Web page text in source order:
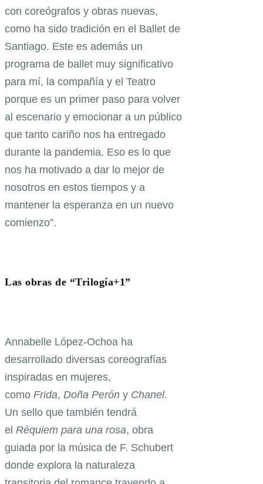
con coreógrafos y obras nuevas,
como ha sido tradición en el Ballet de
Santiago. Este es además un
programa de ballet muy significativo
para mí, la compañía y el Teatro
porque es un primer paso para volver
al escenario y emocionar a un público
que tanto cariño nos ha entregado
durante la pandemia. Eso es lo que
nos ha motivado a dar lo mejor de
nosotros en estos tiempos y a
mantener la esperanza en un nuevo
comienzo”.
Las obras de “Trilogía+1”
Annabelle López-Ochoa ha
desarrollado diversas coreografías
inspiradas en mujeres,
como Frida, Doña Perón y Chanel.
Un sello que también tendrá
el Réquiem para una rosa, obra
guiada por la música de F. Schubert
donde explora la naturaleza